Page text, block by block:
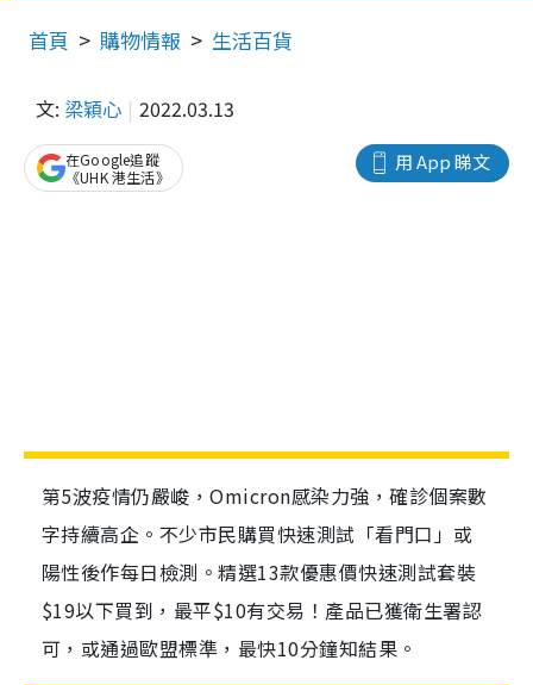
首頁 購物情報 生活百貨
文: 梁穎心 2022.03.13
用 App 睇文
在Google追蹤
《UHK 港生活》
第5波疫情仍嚴峻，Omicron感染力強，確診個案數
字持續高企。不少市民購買快速測試「看門口」或
陽性後作每日檢測。精選13款優惠價快速測試套裝
$19以下買到，最平$10有交易！產品已獲衛生署認
可，或通過歐盟標準，最快10分鐘知結果。